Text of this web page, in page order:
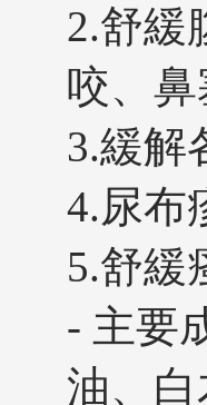
2.舒緩
咬、鼻
3.緩解
4.尿布
5.舒緩
- 主要
油、